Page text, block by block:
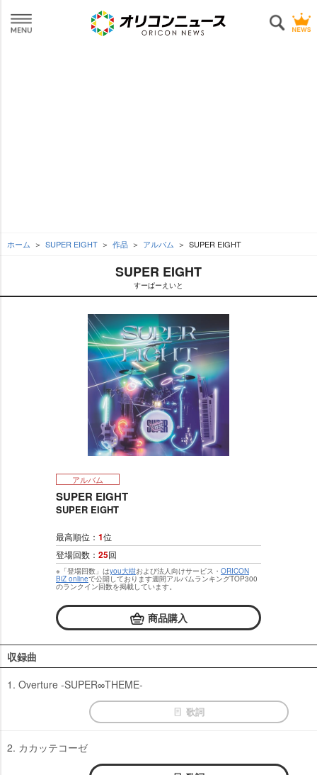
ホーム SUPER EIGHT 作品 アルバム SUPER EIGHT
SUPER EIGHT
すーぱーえいと
アルバム
SUPER EIGHT
SUPER EIGHT
最高順位： 1位
登場回数： 25回
※「登場回数」はyou大樹および法人向けサービス・ ORICON
BiZ onlineで公開しております週間アルバムランキングTOP300
のランクイン回数を掲載しています。
商品購入
収録曲
1. Overture -SUPER∞THEME-
歌詞
2. カカッテコーゼ